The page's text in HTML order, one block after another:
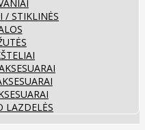
/ STIKLINĖS
LAZDELĖS